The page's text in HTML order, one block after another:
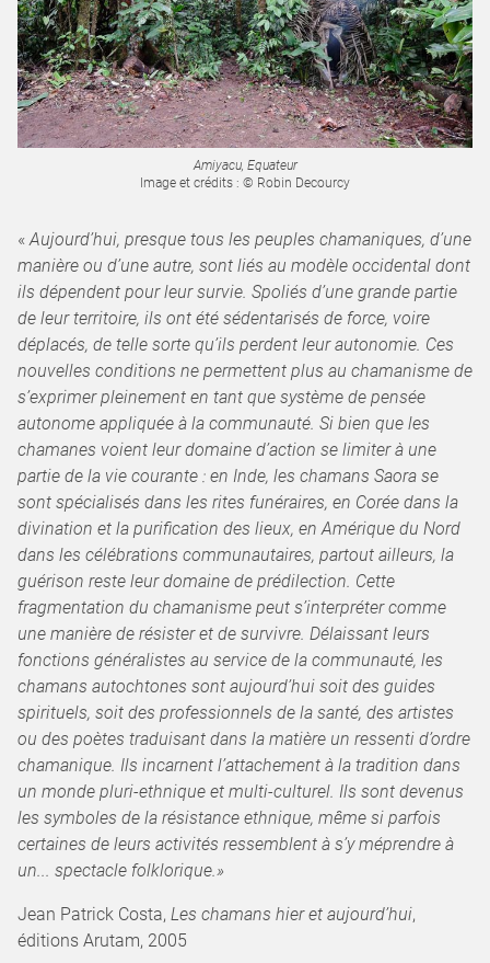
Amiyacu, Equateur
Image et crédits : © Robin Decourcy
« Aujourd’hui, presque tous les peuples chamaniques, d’une
manière ou d’une autre, sont liés au modèle occidental dont
ils dépendent pour leur survie. Spoliés d’une grande partie
de leur territoire, ils ont été sédentarisés de force, voire
déplacés, de telle sorte qu’ils perdent leur autonomie. Ces
nouvelles conditions ne permettent plus au chamanisme de
s’exprimer pleinement en tant que système de pensée
autonome appliquée à la communauté. Si bien que les
chamanes voient leur domaine d’action se limiter à une
partie de la vie courante : en Inde, les chamans Saora se
sont spécialisés dans les rites funéraires, en Corée dans la
divination et la purification des lieux, en Amérique du Nord
dans les célébrations communautaires, partout ailleurs, la
guérison reste leur domaine de prédilection. Cette
fragmentation du chamanisme peut s’interpréter comme
une manière de résister et de survivre. Délaissant leurs
fonctions généralistes au service de la communauté, les
chamans autochtones sont aujourd’hui soit des guides
spirituels, soit des professionnels de la santé, des artistes
ou des poètes traduisant dans la matière un ressenti d’ordre
chamanique. Ils incarnent l’attachement à la tradition dans
un monde pluri-ethnique et multi-culturel. Ils sont devenus
les symboles de la résistance ethnique, même si parfois
certaines de leurs activités ressemblent à s’y méprendre à
un... spectacle folklorique.»
Jean Patrick Costa, Les chamans hier et aujourd’hui,
éditions Arutam, 2005